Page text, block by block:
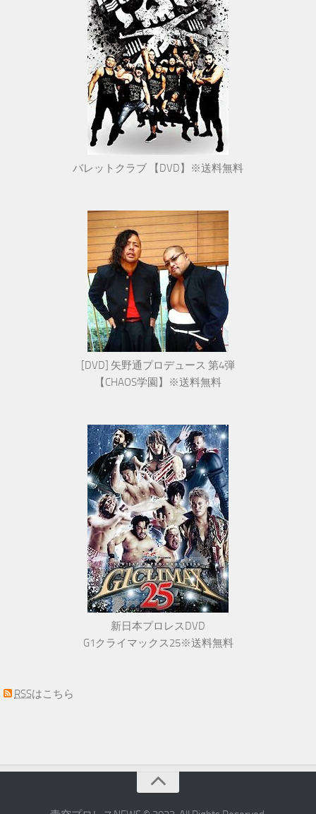
バレットクラブ 【DVD】※送料無料
[DVD] 矢野通プロデュース 第4弾
【CHAOS学園】※送料無料
新日本プロレスDVD
G1クライマックス25※送料無料
RSSはこちら